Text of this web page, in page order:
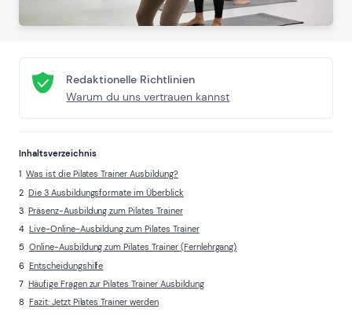
Redaktionelle Richtlinien
Warum du uns vertrauen kannst
Inhaltsverzeichnis
Was ist die Pilates Trainer Ausbildung?
Die 3 Ausbildungsformate im Überblick
Präsenz-Ausbildung zum Pilates Trainer
Live-Online-Ausbildung zum Pilates Trainer
Online-Ausbildung zum Pilates Trainer (Fernlehrgang)
Entscheidungshilfe
Häufige Fragen zur Pilates Trainer Ausbildung
Fazit: Jetzt Pilates Trainer werden